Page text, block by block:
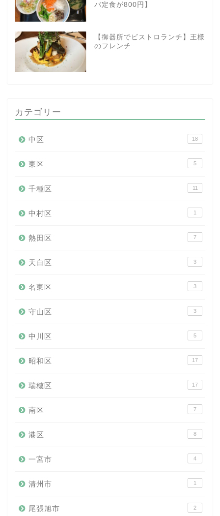
バ定食が800円】
【御器所でビストロランチ】王様
のフレンチ
カテゴリー
中区 18
東区 5
千種区 11
中村区 1
熱田区 7
天白区 3
名東区 3
守山区 3
中川区 5
昭和区 17
瑞穂区 17
南区 7
港区 8
一宮市 4
清州市 1
尾張旭市 2